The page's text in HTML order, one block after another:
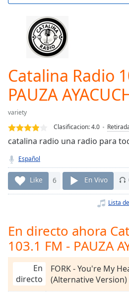
Duration-:-
Loaded:
0.00%
Stream
TypeLIVE
Seek to
currently
behind
liveLIVE
Remaining
Time-
Playback
Rate
Chapters
Catalina Radio
PAUZA
variety
Clasificacion:4.0
catalina radio una radio para
Español
Like 6 En Vivo
Lista
En directo ahora
103.1 FM - PAUZA
En
directo
FORK - You're My
(Alternative Version)